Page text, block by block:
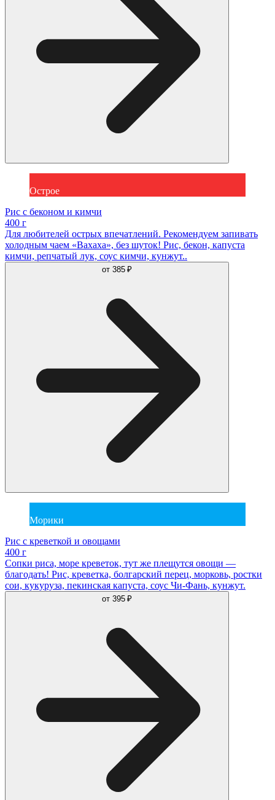
Острое
Рис с беконом и кимчи
400 г
Для любителей острых впечатлений. Рекомендуем запивать
холодным чаем «Вахаха», без шуток! Рис, бекон, капуста
кимчи, репчатый лук, соус кимчи, кунжут..
от 385 ₽
Морики
Рис с креветкой и овощами
400 г
Сопки риса, море креветок, тут же плещутся овощи —
благодать! Рис, креветка, болгарский перец, морковь, ростки
сои, кукуруза, пекинская капуста, соус Чи-Фань, кунжут.
от 395 ₽